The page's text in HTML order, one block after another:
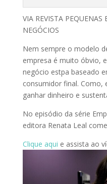
VIA REVISTA PEQUENAS
NEGÓCIOS
Nem sempre o modelo
empresa é muito óbvio,
negócio estpa baseado
consumidor final. Como,
ganhar dinheiro e
No episódio da série
editora Renata Leal
Clique aqui e assista ao